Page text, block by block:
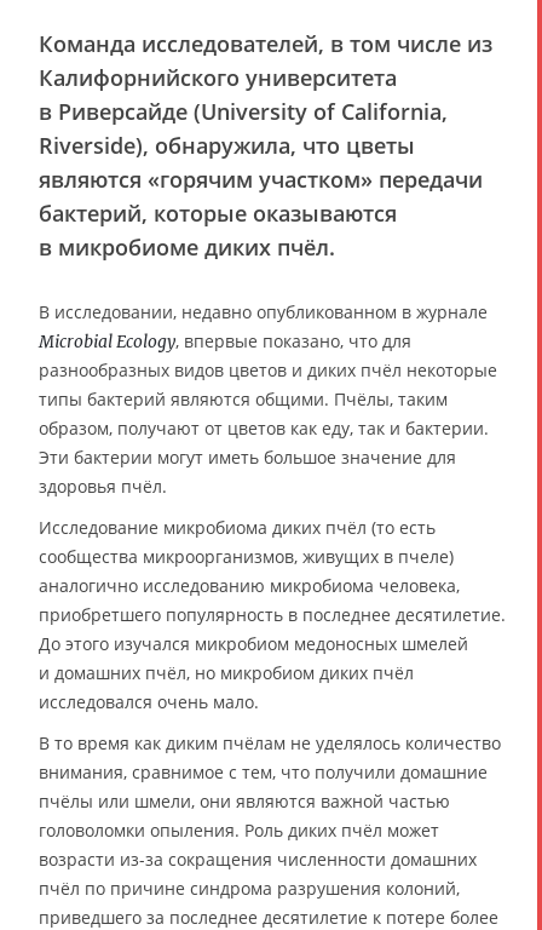
Команда исследователей, в том числе из
Калифорнийского университета
в Риверсайде (University of California,
Riverside), обнаружила, что цветы
являются «горячим участком» передачи
бактерий, которые оказываются
в микробиоме диких пчёл.
В исследовании, недавно опубликованном в журнале
Microbial Ecology, впервые показано, что для
разнообразных видов цветов и диких пчёл некоторые
типы бактерий являются общими. Пчёлы, таким
образом, получают от цветов как еду, так и бактерии.
Эти бактерии могут иметь большое значение для
здоровья пчёл.
Исследование микробиома диких пчёл (то есть
сообщества микроорганизмов, живущих в пчеле)
аналогично исследованию микробиома человека,
приобретшего популярность в последнее десятилетие.
До этого изучался микробиом медоносных шмелей
и домашних пчёл, но микробиом диких пчёл
исследовался очень мало.
В то время как диким пчёлам не уделялось количество
внимания, сравнимое с тем, что получили домашние
пчёлы или шмели, они являются важной частью
головоломки опыления. Роль диких пчёл может
возрасти из-за сокращения численности домашних
пчёл по причине синдрома разрушения колоний,
приведшего за последнее десятилетие к потере более